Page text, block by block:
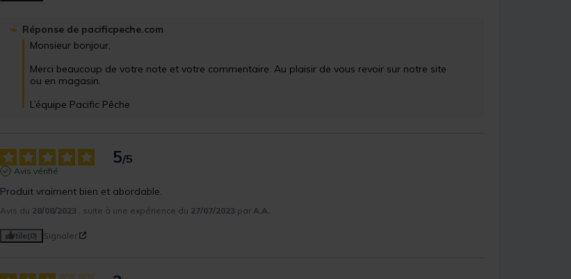
Réponse de pacificpeche.com
Monsieur bonjour,
Merci beaucoup de votre note et votre commentaire. Au plaisir de vous revoir sur notre site
ou en magasin.
L’équipe Pacific Pêche
5/5
Avis vérifié
Produit vraiment bien et abordable.
Avis du 28/08/2023 , suite à une expérience du 27/07/2023 par A.A.
Utile(0) Signaler